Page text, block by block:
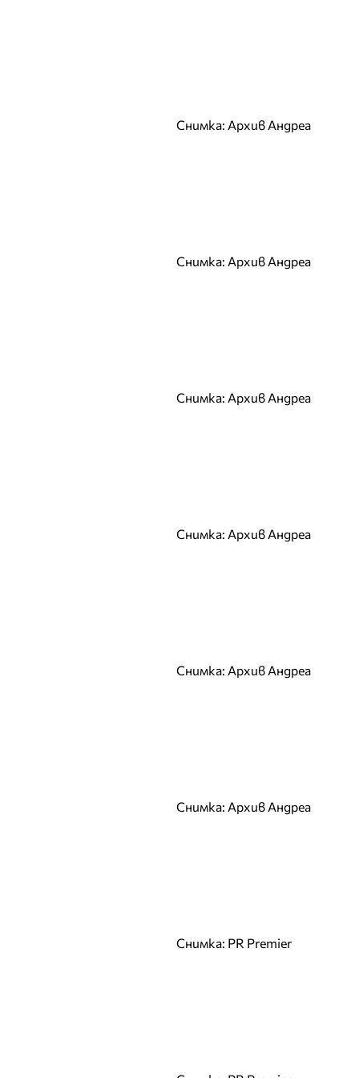
Снимка: Архив Андреа
Снимка: Архив Андреа
Снимка: Архив Андреа
Снимка: Архив Андреа
Снимка: Архив Андреа
Снимка: Архив Андреа
Снимка: PR Premier